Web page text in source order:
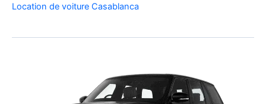
SUV
Luxe
Location de voiture Casablanca